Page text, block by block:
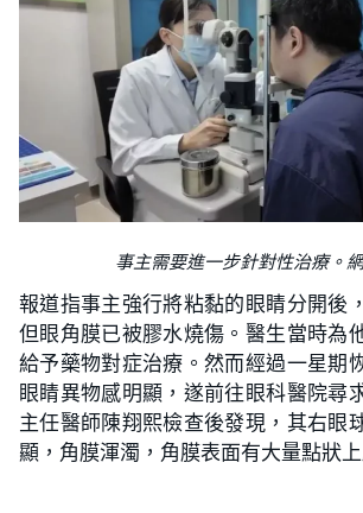
事主需要進一步針對性治療。
報道指事主強行將粘黏的眼睛分開後
但眼角膜已被膠水燒傷。醫生當時為
給予藥物對症治療。然而經過一星期
眼睛異物感明顯，遂前往眼科醫院尋
主任醫師陳翔熙檢查後發現，其右眼
顯，角膜渾濁，角膜表面有大量點狀上